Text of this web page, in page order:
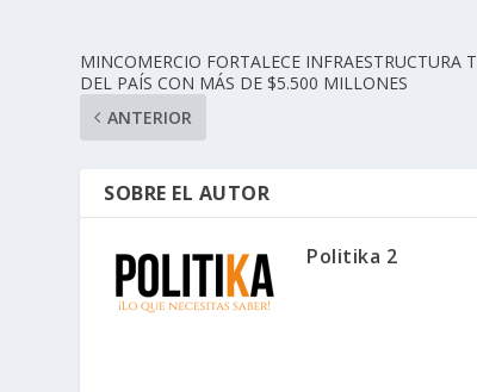
MINCOMERCIO FORTALECE INFRAESTRUCTURA
DEL PAÍS CON MÁS DE $5.500 MILLONES
ANTERIOR
SOBRE EL AUTOR
Politika 2